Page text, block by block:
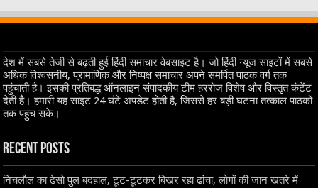
देश में सबसे तेजी से बढ़ती हुई हिंदी समाचार वेबसाइट है। जो हिंदी न्यूज साइटों में सबसे
अधिक विश्वसनीय, प्रामाणिक और निष्पक्ष समाचार अपने समर्पित पाठक वर्ग तक
पहुंचाती है। इसकी प्रतिबद्ध ऑनलाइन संपादकीय टीम हररोज विशेष और विस्तृत कंटेंट
देती है। हमारी यह साइट 24 घंटे अपडेट होती है, जिससे हर बड़ी घटना तत्काल पाठकों
तक पहुंच सके।
Recent Posts
निचलौल का ढेसो पुल बदहाल, टूट-टूटकर बिखर रहा ढांचा, लोगों की जान खतरे में